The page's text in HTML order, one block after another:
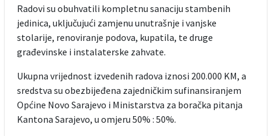
Radovi su obuhvatili kompletnu sanaciju stambenih
jedinica, uključujući zamjenu unutrašnje i vanjske
stolarije, renoviranje podova, kupatila, te druge
građevinske i instalaterske zahvate.
Ukupna vrijednost izvedenih radova iznosi 200.000 KM, a
sredstva su obezbijeđena zajedničkim sufinansiranjem
Općine Novo Sarajevo i Ministarstva za boračka pitanja
Kantona Sarajevo, u omjeru 50% : 50%.